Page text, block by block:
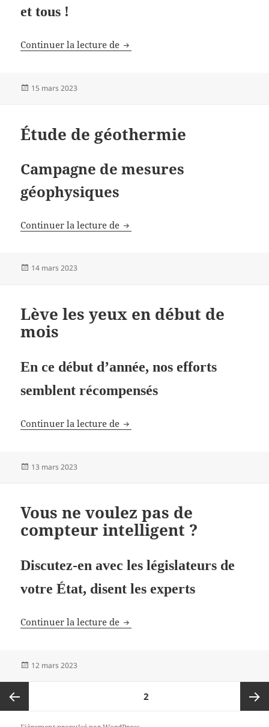
et tous !
Continuer la lecture de Videosurveillance
Publié
15 mars 2023
Étude de géothermie
Campagne de mesures
géophysiques
Continuer la lecture de Étude de géothermie
Publié
14 mars 2023
Lève les yeux en début de
mois
En ce début d’année, nos efforts
semblent récompensés
Continuer la lecture de Lève les yeux en début de mois
Publié
13 mars 2023
Vous ne voulez pas de
compteur intelligent ?
Discutez-en avec les législateurs de
votre État, disent les experts
Continuer la lecture de Vous ne voulez pas de compteur
Publié
12 mars 2023
des
PAGE2